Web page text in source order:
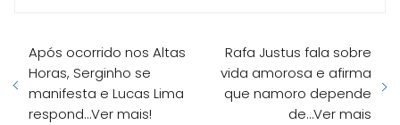
Após ocorrido nos Altas
Horas, Serginho se
manifesta e Lucas Lima
respond…Ver mais!
Rafa Justus fala sobre
vida amorosa e afirma
que namoro depende
de…Ver mais